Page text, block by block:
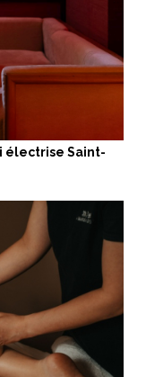
électrise Saint-